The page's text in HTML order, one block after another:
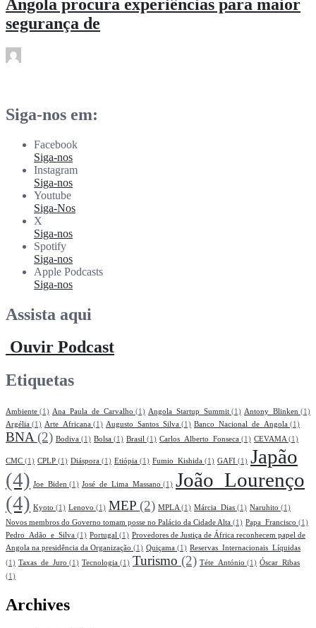
Angola procura experiências para maior
segurança de
Siga-nos em:
Facebook
Siga-nos
Instagram
Siga-nos
Youtube
Siga-Nos
X
Siga-nos
Spotify
Siga-nos
Apple Podcasts
Siga-nos
Assista aqui
Ouvir Podcast
Etiquetas
Ambiente (1) Ana_Paula_de_Carvalho (1) Angola_Startup_Summit (1) Antony_Blinken (1)
Argélia (1) Arte_Africana (1) Augusto_Santos_Silva (1) Banco_Nacional_de_Angola (1)
BNA(2) Bodiva (1) Bolsa (1) Brasil (1) Carlos_Alberto_Fonseca (1) CEVAMA(1)
CMC (1) CPLP (1) Diáspora (1) Etiópia (1) Fumio_Kishida (1) GAFI (1) Japão
(4) Joe_Biden (1) José_de_Lima_Massano (1) João_Lourenço
(4) Kyoto (1) Lenovo (1) MEP (2) MPLA(1) Márcia_Dias (1) Naruhito (1)
Novos membros do Governo tomam posse no Palácio da Cidade Alta (1) Papa_Francisco (1)
Pedro_Adão_e_Silva (1) Portugal (1) Provedores de Justiça de África reconhecem papel de
Angola na presidência da Organização (1) Quiçama (1) Reservas_Internacionais_Líquidas
(1) Taxas_de_Juro (1) Tecnologia (1) Turismo (2) Téte_António (1) Óscar_Ribas
(1)
Archives